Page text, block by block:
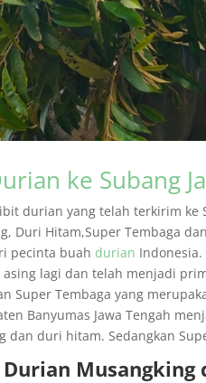
ke Subang
durian yang telah terkirim ke
Duri Hitam,Super Tembaga
pecinta buah durian
lagi dan telah menjadi
Super Tembaga yang
Banyumas Jawa Tengah
dan duri hitam. Sedangkan
Durian